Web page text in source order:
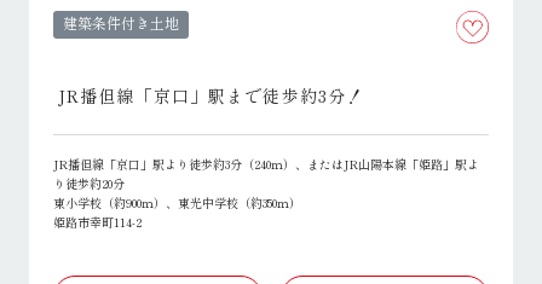
建築条件付き土地
JR播但線「京口」駅まで徒歩約3分！
JR播但線「京口」駅より徒歩約3分（240ｍ）、またはJR山陽本線「姫路」駅よ
り徒歩約20分
東小学校（約900ｍ）、東光中学校（約350ｍ）
姫路市幸町114-2